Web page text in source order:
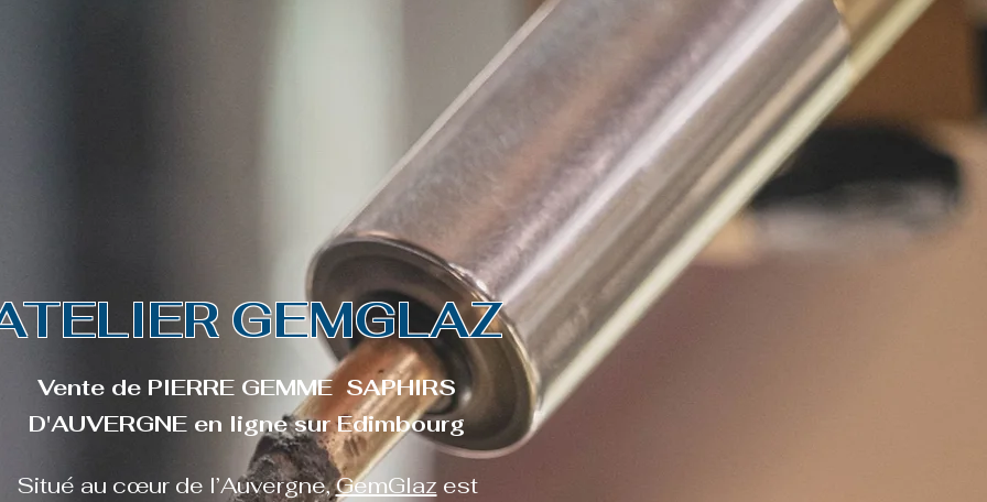
D'AUVERGNE | SAPHIRS TEAL
Boutique Pro
GEMGLAZ
Vente de PIERRE GEMME SAPHIRS
D'AUVERGNE en ligne sur Edimbourg
Situé au cœur de l’Auvergne,GemGlaz est